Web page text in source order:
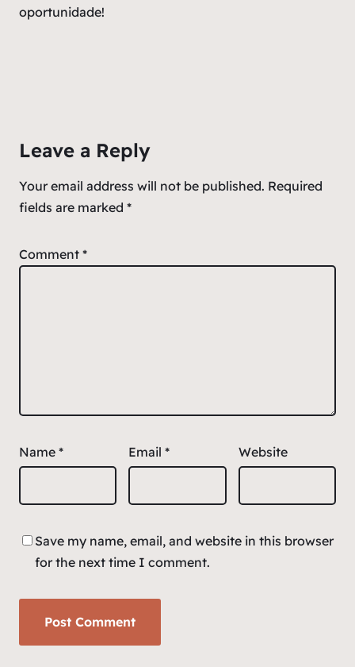
oportunidade!
Leave a Reply
Your email address will not be published. Required
fields are marked *
Comment *
Name * Email* Website
Save my name, email, and website in this browser
for the next time I comment.